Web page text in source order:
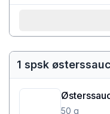
1 spsk
50 g